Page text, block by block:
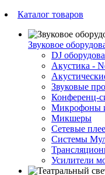
Каталог товаров
Звуковое
DJ
Акустика -
Звуковые
Конференц-
Микрофоны
Микшеры
Сетевые
Системы
Усилители